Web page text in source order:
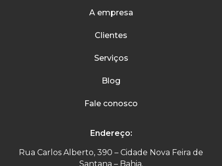
A empresa
Clientes
Serviços
Blog
Fale conosco
Endereço:
Rua Carlos Alberto, 390 – Cidade Nova Feira de
Santana – Bahia.